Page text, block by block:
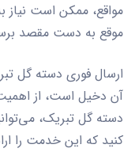
مواقع، ممکن است نیاز
موقع به دست مقصد
ارسال فوری دسته گل
آن دخیل است، از
دسته گل تبریک،
کنید که این خدمت را